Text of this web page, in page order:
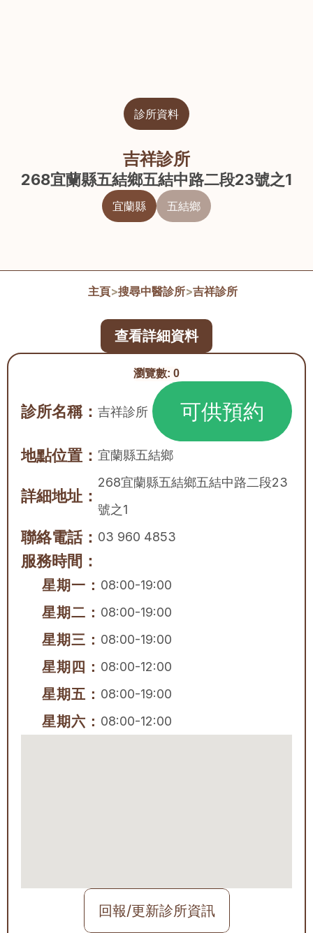
診所資料
吉祥診所
268宜蘭縣五結鄉五結中路二段23號之1
宜蘭縣 五結鄉
主頁>搜尋中醫診所>吉祥診所
瀏覽數: 0
診所名稱： 吉祥診所 可供預約
地點位置： 宜蘭縣五結鄉
詳細地址：
268宜蘭縣五結鄉五結中路二段23
號之1
聯絡電話： 03 960 4853
服務時間：
星期一： 08:00-19:00
星期二： 08:00-19:00
星期三： 08:00-19:00
星期四： 08:00-12:00
星期五： 08:00-19:00
星期六： 08:00-12:00
回報/更新診所資訊
查看詳細資料